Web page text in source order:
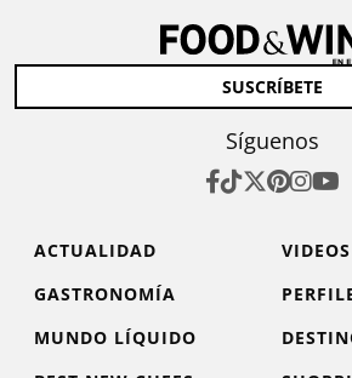
SUSCRÍBETE
Síguenos
ACTUALIDAD
VIDEOS
GASTRONOMÍA
MUNDO LÍQUIDO